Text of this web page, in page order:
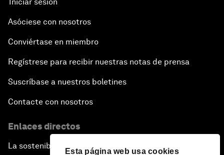
Esta página web usa cookies
Asóciese con nosotros
Conviértase en miembro
Regístrese para recibir nuestras notas de prensa
Suscríbase a nuestros boletines
Contacte con nosotros
Enlaces directos
La sostenibilidad en el Foro